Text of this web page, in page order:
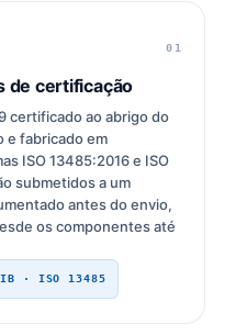
01
de certificação
certificado ao abrigo do
e fabricado em
ISO 13485:2016 e ISO
submetidos a um
antes do envio,
os componentes até
· ISO 13485